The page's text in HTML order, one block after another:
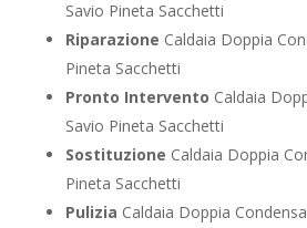
Savio Pineta Sacchetti
Riparazione Caldaia Doppia
Pineta Sacchetti
Pronto Intervento Caldaia
Savio Pineta Sacchetti
Sostituzione Caldaia Doppia
Pineta Sacchetti
Pulizia Caldaia Doppia